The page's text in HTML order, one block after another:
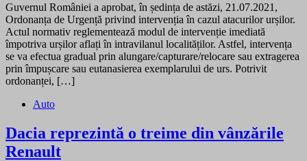
Guvernul României a aprobat, în ședința de astăzi, 21.07.2021,
Ordonanța de Urgență privind intervenția în cazul atacurilor urșilor.
Actul normativ reglementează modul de intervenție imediată
împotriva urșilor aflați în intravilanul localităților. Astfel, intervența
se va efectua gradual prin alungare/capturare/relocare sau extragerea
prin împușcare sau eutanasierea exemplarului de urs. Potrivit
ordonanței, […]
Auto
Dacia reprezintă o treime din vânzările
Renault